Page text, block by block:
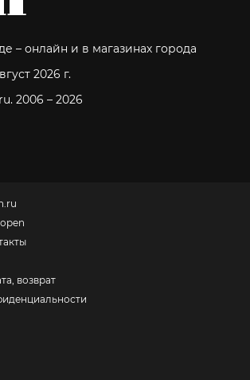
– онлайн и в магазинах города
2026 г.
2006 – 2026
возврат